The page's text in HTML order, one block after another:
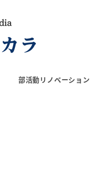
部活動リノベーション